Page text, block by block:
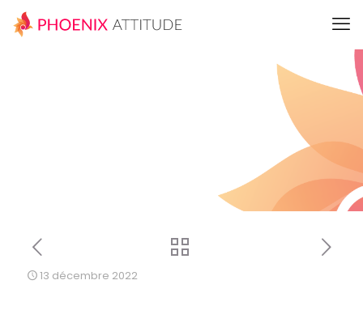
13 décembre 2022